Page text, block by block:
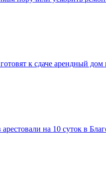
к сдаче арендный
на 10 суток в